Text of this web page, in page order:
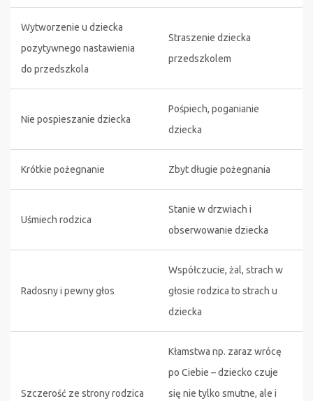
Wytworzenie u dziecka
pozytywnego nastawienia
do przedszkola
Straszenie dziecka
przedszkolem
Nie pospieszanie dziecka
Pośpiech, poganianie
dziecka
Krótkie pożegnanie Zbyt długie pożegnania
Uśmiech rodzica
Stanie w drzwiach i
obserwowanie dziecka
Radosny i pewny głos
Współczucie, żal, strach w
głosie rodzica to strach u
dziecka
Szczerość ze strony rodzica
Kłamstwa np. zaraz wrócę
po Ciebie – dziecko czuje
się nie tylko smutne, ale i